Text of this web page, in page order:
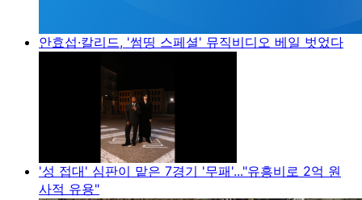
안효섭·칼리드, '썸띵 스페셜' 뮤직비디오 베일 벗었다
'성 접대' 심판이 맡은 7경기 '무패'..."유흥비로 2억 원
사적 유용"